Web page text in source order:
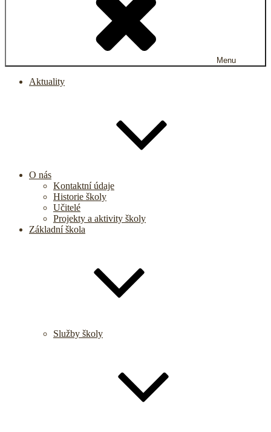
Menu
Aktuality
O nás
Kontaktní údaje
Historie školy
Učitelé
Projekty a aktivity školy
Základní škola
Služby školy